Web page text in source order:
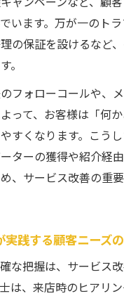
います。万が一のト
の保証を設けるなど
。
フォローコールや、
って、お客様は「何
すくなります。こう
ターの獲得や紹介経
、サービス改善の重
実践する顧客ニーズ
な把握は、サービス
は、来店時のヒアリ